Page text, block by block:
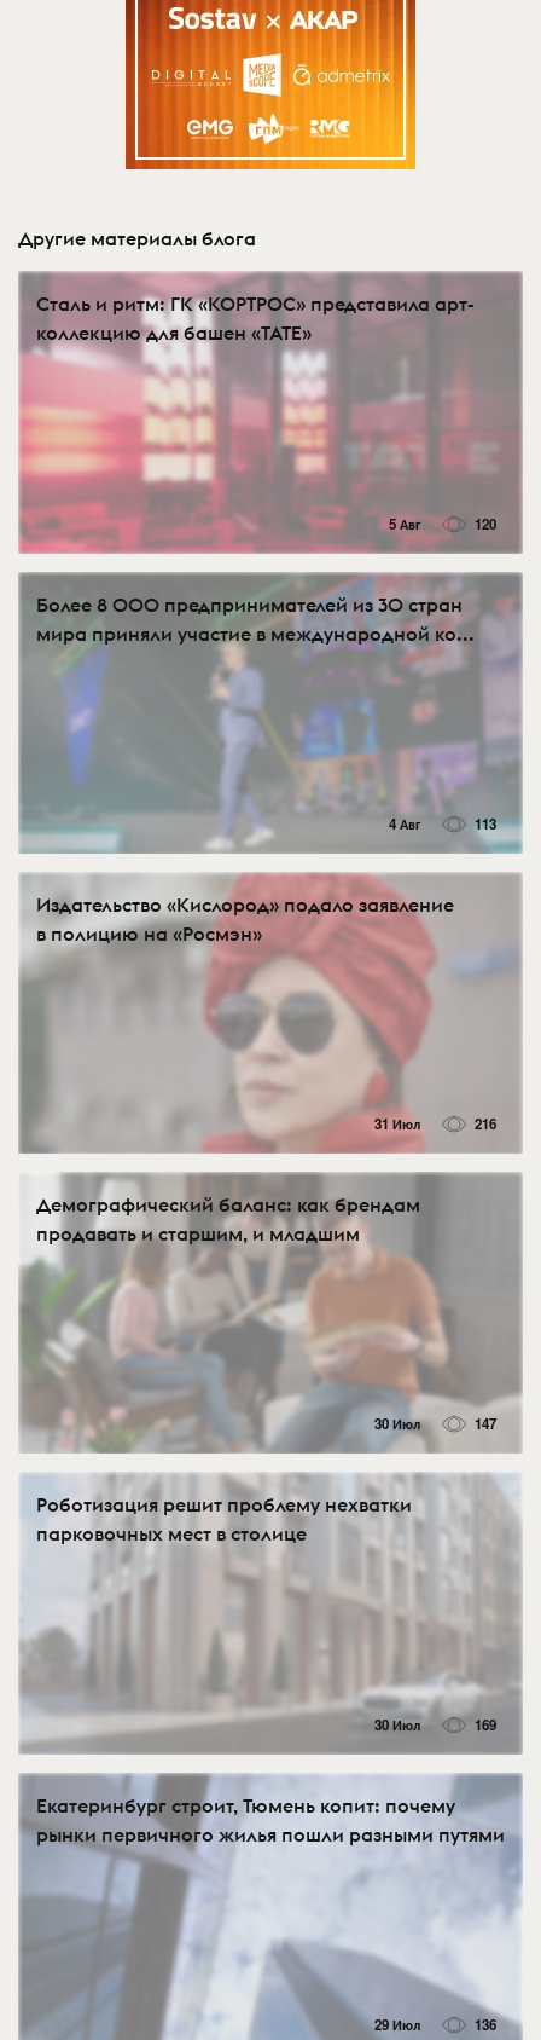
Другие материалы блога
Сталь и ритм: ГК «КОРТРОС» представила арт-
коллекцию для башен «TATE»
5 Авг 120
Более 8 000 предпринимателей из 30 стран
мира приняли участие в международной ко...
4 Авг 113
Издательство «Кислород» подало заявление
в полицию на «Росмэн»
31 Июл 216
Демографический баланс: как брендам
продавать и старшим, и младшим
30 Июл 147
Роботизация решит проблему нехватки
парковочных мест в столице
30 Июл 169
Екатеринбург строит, Тюмень копит: почему
рынки первичного жилья пошли разными путями
29 Июл 136